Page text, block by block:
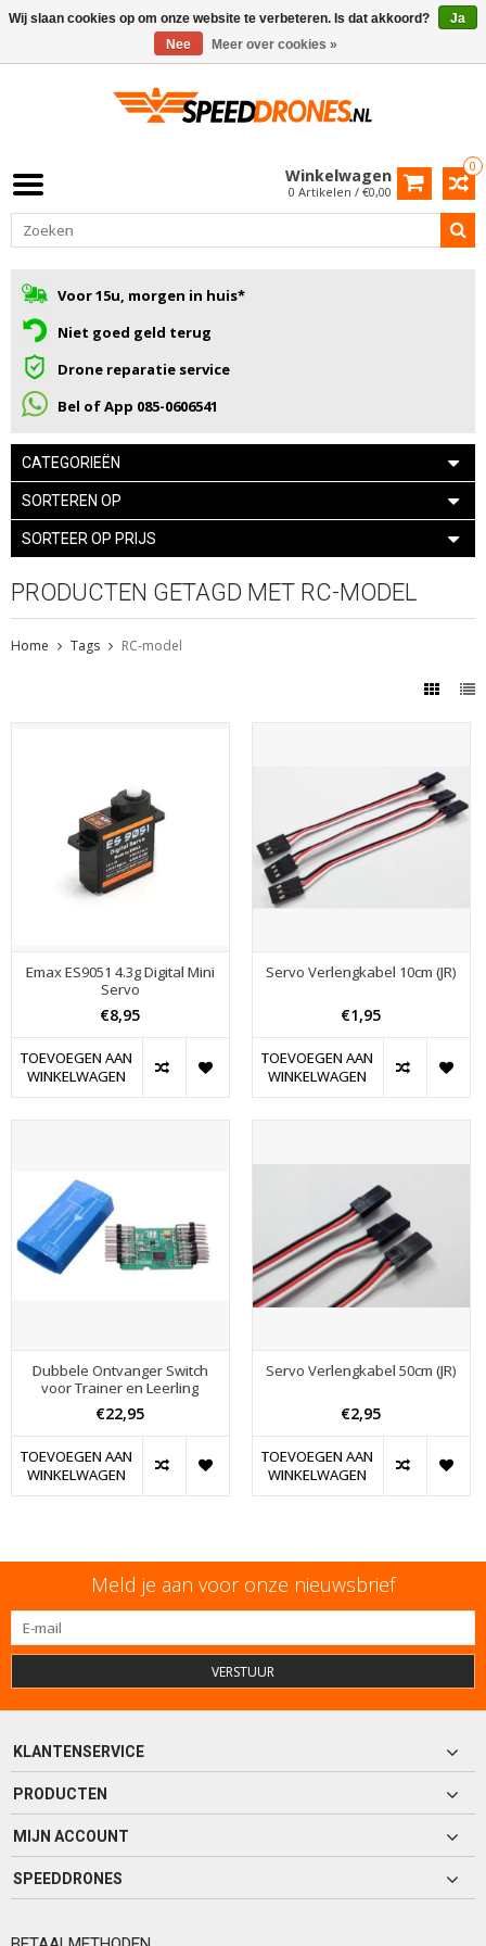
0
Winkelwagen
0 Artikelen / €0,00
Voor 15u, morgen in huis*
Niet goed geld terug
Drone reparatie service
Bel of App 085-0606541
CATEGORIEËN
SORTEREN OP
SORTEER OP PRIJS
PRODUCTEN GETAGD MET RC-MODEL
Home Tags RC-model
Emax ES9051 4.3g Digital Mini
Servo
€8,95
TOEVOEGEN AAN
WINKELWAGEN
Servo Verlengkabel 10cm (JR)
€1,95
TOEVOEGEN AAN
WINKELWAGEN
Dubbele Ontvanger Switch
voor Trainer en Leerling
€22,95
TOEVOEGEN AAN
WINKELWAGEN
Servo Verlengkabel 50cm (JR)
€2,95
TOEVOEGEN AAN
WINKELWAGEN
Meld je aan voor onze nieuwsbrief
VERSTUUR
KLANTENSERVICE
PRODUCTEN
MIJN ACCOUNT
SPEEDDRONES
Wij slaan cookies op om onze website te verbeteren. Is dat akkoord?
Ja
Nee
Meer over cookies »